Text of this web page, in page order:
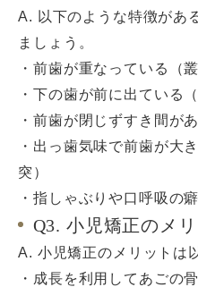
A. 以下のような特徴があ
ましょう。
・前歯が重なっている（叢
・下の歯が前に出ている
・前歯が閉じずすき間が
・出っ歯気味で前歯が大
突）
・指しゃぶりや口呼吸の
Q3. 小児矯正のメ
A. 小児矯正のメリットは
・成長を利用してあごの